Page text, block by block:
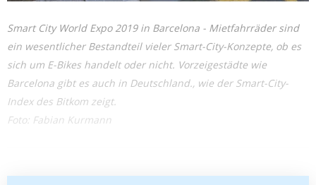
Smart City World Expo 2019 in Barcelona - Mietfahrräder sind
ein wesentlicher Bestandteil vieler Smart-City-Konzepte, ob es
sich um E-Bikes handelt oder nicht. Vorzeigestädte wie
Barcelona gibt es auch in Deutschland., wie der Smart-City-
Index des Bitkom zeigt.
Foto: Fabian Kurmann